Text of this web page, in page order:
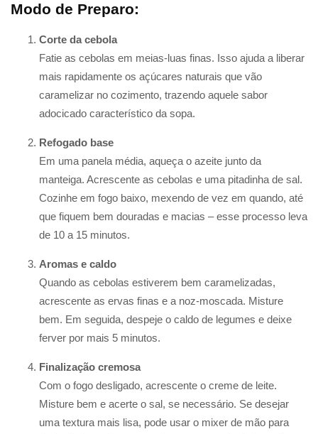
Modo de Preparo:
Corte da cebola
Fatie as cebolas em meias-luas finas. Isso ajuda a liberar
mais rapidamente os açúcares naturais que vão
caramelizar no cozimento, trazendo aquele sabor
adocicado característico da sopa.
Refogado base
Em uma panela média, aqueça o azeite junto da
manteiga. Acrescente as cebolas e uma pitadinha de sal.
Cozinhe em fogo baixo, mexendo de vez em quando, até
que fiquem bem douradas e macias – esse processo leva
de 10 a 15 minutos.
Aromas e caldo
Quando as cebolas estiverem bem caramelizadas,
acrescente as ervas finas e a noz-moscada. Misture
bem. Em seguida, despeje o caldo de legumes e deixe
ferver por mais 5 minutos.
Finalização cremosa
Com o fogo desligado, acrescente o creme de leite.
Misture bem e acerte o sal, se necessário. Se desejar
uma textura mais lisa, pode usar o mixer de mão para